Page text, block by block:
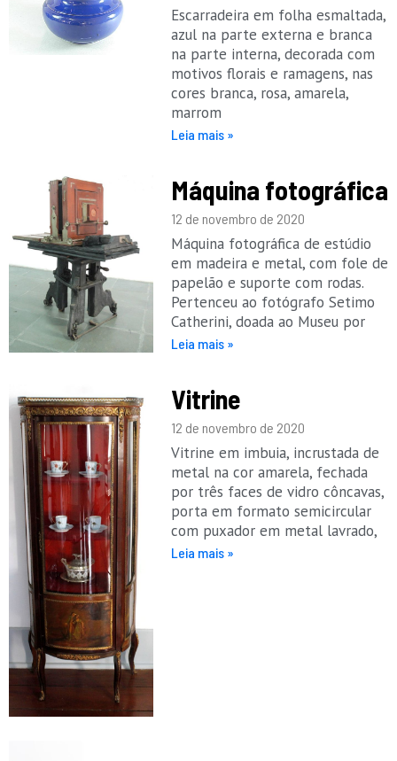
Escarradeira em folha esmaltada,
azul na parte externa e branca
na parte interna, decorada com
motivos florais e ramagens, nas
cores branca, rosa, amarela,
marrom
Leia mais »
Máquina fotográfica
12 de novembro de 2020
Máquina fotográfica de estúdio
em madeira e metal, com fole de
papelão e suporte com rodas.
Pertenceu ao fotógrafo Setimo
Catherini, doada ao Museu por
Leia mais »
Vitrine
12 de novembro de 2020
Vitrine em imbuia, incrustada de
metal na cor amarela, fechada
por três faces de vidro côncavas,
porta em formato semicircular
com puxador em metal lavrado,
Leia mais »